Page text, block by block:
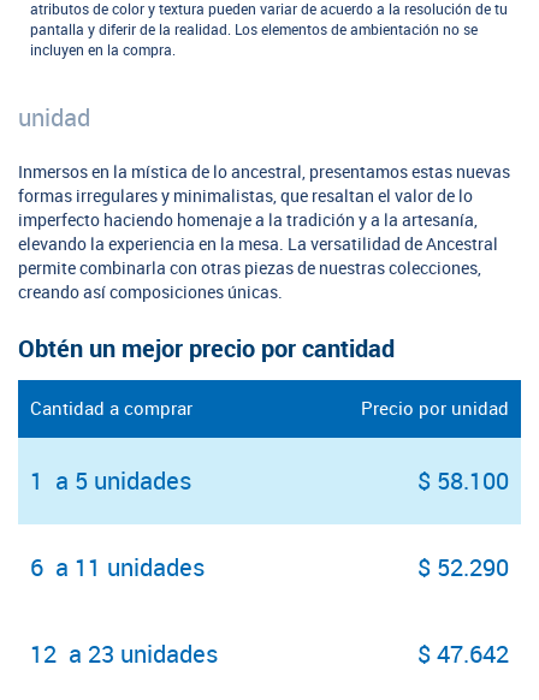
atributos de color y textura pueden variar de acuerdo a la resolución de tu
pantalla y diferir de la realidad. Los elementos de ambientación no se
incluyen en la compra.
unidad
Inmersos en la mística de lo ancestral, presentamos estas nuevas
formas irregulares y minimalistas, que resaltan el valor de lo
imperfecto haciendo homenaje a la tradición y a la artesanía,
elevando la experiencia en la mesa. La versatilidad de Ancestral
permite combinarla con otras piezas de nuestras colecciones,
creando así composiciones únicas.
Obtén un mejor precio por cantidad
Cantidad a comprar Precio por unidad
1 a 5 unidades $ 58.100
6 a 11 unidades $ 52.290
12 a 23 unidades $ 47.642